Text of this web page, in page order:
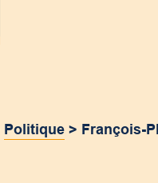
Politique > François-